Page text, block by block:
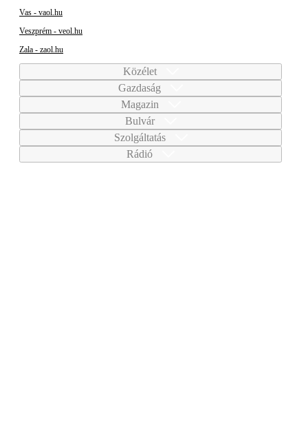
Vas - vaol.hu
Veszprém - veol.hu
Zala - zaol.hu
Közélet
Gazdaság
Magazin
Bulvár
Szolgáltatás
Rádió